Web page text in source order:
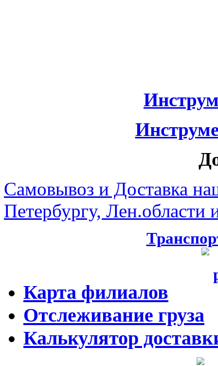
Самовывоз и Доставка
Петербургу, Лен.области
Карта филиалов
Отслеживание груза
Калькулятор